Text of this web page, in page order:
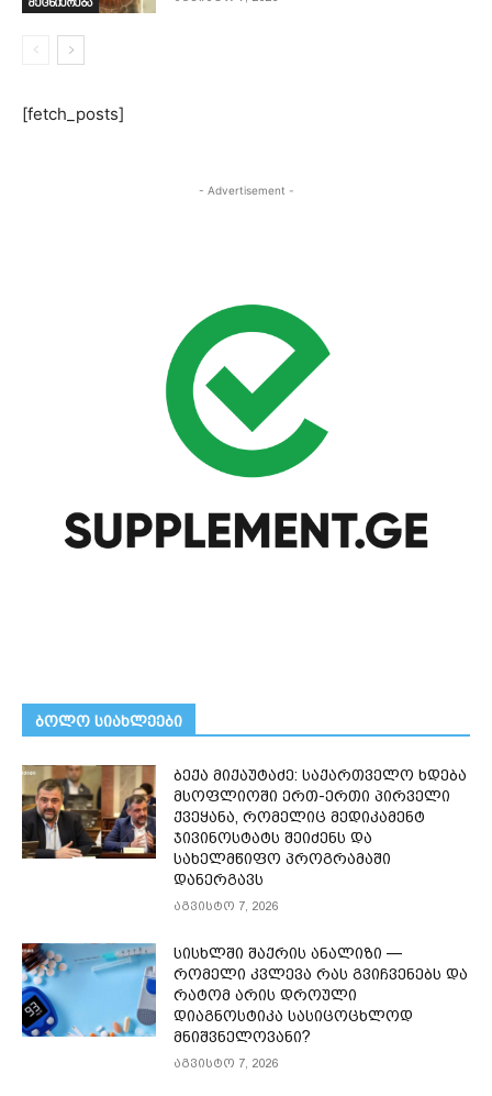
[fetch_posts]
- Advertisement -
ᲑᲝᲚᲝ ᲡᲘᲐᲮᲚᲔᲔᲑᲘ
ბექა მიქაუტაძე: საქართველო ხდება
მსოფლიოში ერთ-ერთი პირველი
ქვეყანა, რომელიც მედიკამენტ
ჯივინოსტატს შეიძენს და
სახელმწიფო პროგრამაში
დანერგავს
აგვისტო 7, 2026
სისხლში შაქრის ანალიზი —
რომელი კვლევა რას გვიჩვენებს და
რატომ არის დროული
დიაგნოსტიკა სასიცოცხლოდ
მნიშვნელოვანი?
აგვისტო 7, 2026